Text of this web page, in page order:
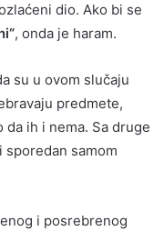
dio. Ako bi se
, onda je haram.
su u ovom slučaju
predmete,
ih i nema. Sa druge
samom
i posrebrenog